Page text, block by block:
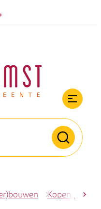
helpen?
Zoeken
Kopen,